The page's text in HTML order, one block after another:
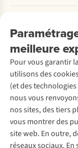
meilleure
Pour vous garantir
utilisons des
(et des
nous vous
nos sites, des tiers
vous montrer des
site web. En outre,
réseaux sociaux.
Payer
Retourner
Rétractation d'une
Entretien & réparations
Garantie
Contactez-nous
Entreprise responsable
À propos d’Ayacucho
Nos magasins
À propos
Déclaration
Location / Location
Seconde-main
Entretien de ski
Service de lavage
Entretien de
Réparation de
Réparation de
Retouches
Pour les entreprises
Découvrez
A.S.Magazine
Explore Camp
Expertise & conseils
Abonnez-vous à la